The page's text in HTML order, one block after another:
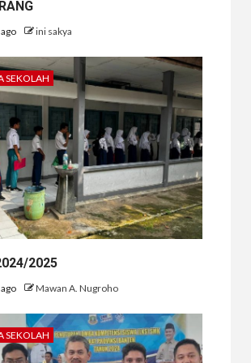
ini sakya
SEKOLAH
2025
Mawan A. Nugroho
SEKOLAH